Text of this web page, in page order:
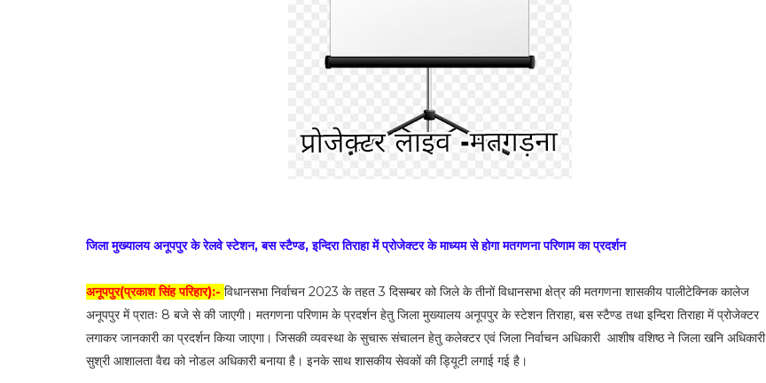
जिला मुख्यालय अनूपपुर के रेलवे स्टेशन, बस स्टैण्ड, इन्दिरा तिराहा में प्रोजेक्टर के माध्यम से होगा मतगणना परिणाम का प्रदर्शन
अनूपपुर(प्रकाश सिंह परिहार):- विधानसभा निर्वाचन 2023 के तहत 3 दिसम्बर को जिले के तीनों विधानसभा क्षेत्र की मतगणना शासकीय पालीटेक्निक कालेज
अनूपपुर में प्रातः 8 बजे से की जाएगी। मतगणना परिणाम के प्रदर्शन हेतु जिला मुख्यालय अनूपपुर के स्टेशन तिराहा, बस स्टैण्ड तथा इन्दिरा तिराहा में प्रोजेक्टर
लगाकर जानकारी का प्रदर्शन किया जाएगा। जिसकी व्यवस्था के सुचारू संचालन हेतु कलेक्टर एवं जिला निर्वाचन अधिकारी आशीष वशिष्ठ ने जिला खनि अधिकारी
सुश्री आशालता वैद्य को नोडल अधिकारी बनाया है। इनके साथ शासकीय सेवकों की ड्यिूटी लगाई गई है।